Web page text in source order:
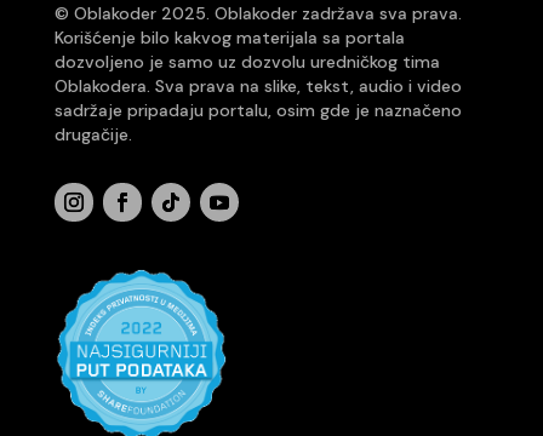
© Oblakoder 2025. Oblakoder zadržava sva prava.
Korišćenje bilo kakvog materijala sa portala
dozvoljeno je samo uz dozvolu uredničkog tima
Oblakodera. Sva prava na slike, tekst, audio i video
sadržaje pripadaju portalu, osim gde je naznačeno
drugačije.